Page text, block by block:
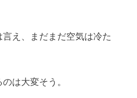
え、まだまだ空気は冷た
は大変そう。